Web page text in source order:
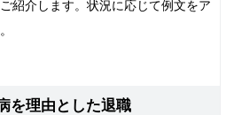
紹介します。状況に応じて例文をア
を理由とした退職